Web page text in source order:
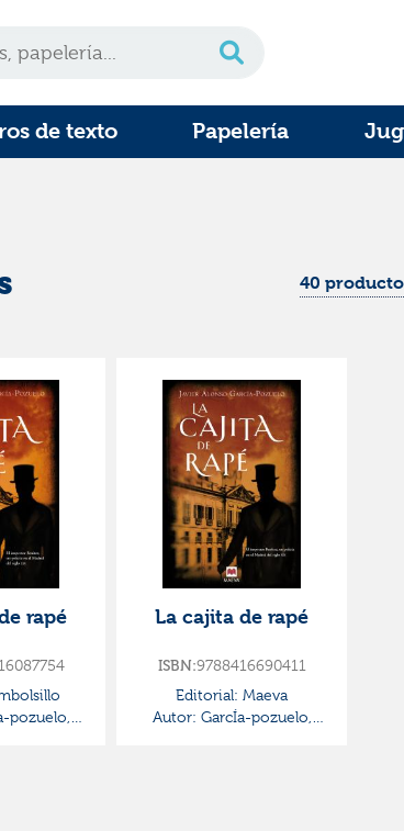
de texto Papelería
40
rapé
pozuelo,
La cajita de rapé
ISBN:9788416690411
Editorial: Maeva
Autor: GarcÍa-pozuelo,